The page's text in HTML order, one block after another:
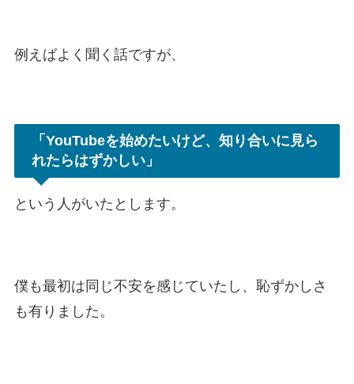
例えばよく聞く話ですが、
「YouTubeを始めたいけど、知り合いに見ら
れたらはずかしい」
という人がいたとします。
僕も最初は同じ不安を感じていたし、恥ずかしさ
も有りました。